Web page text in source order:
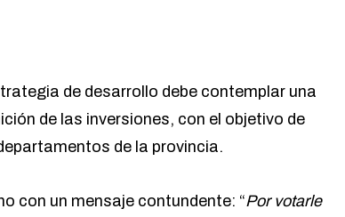
de desarrollo debe contemplar una
de las inversiones, con el objetivo de
de la provincia.
con un mensaje contundente: “Por votarle